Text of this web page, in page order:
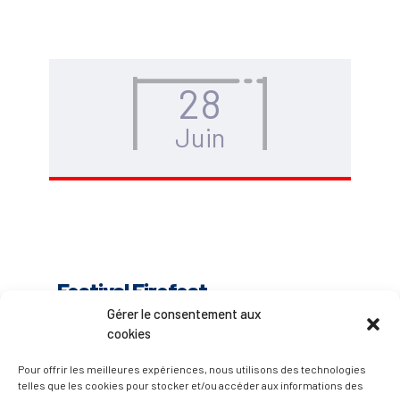
Gérer le consentement aux
cookies
Pour offrir les meilleures expériences, nous utilisons des technologies
telles que les cookies pour stocker et/ou accéder aux informations des
28
Juin
Festival Firefest
28 juin 2025